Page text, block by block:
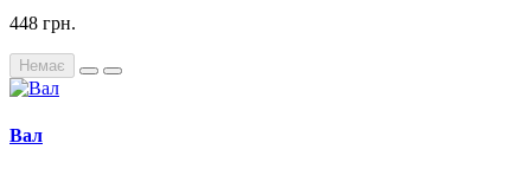
448 грн.
Немає
Вал